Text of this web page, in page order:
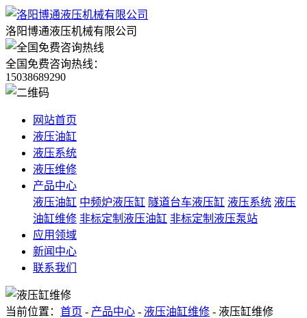
洛阳博通液压机械有限公司
全国免费咨询热线：
15038689290
网站首页
液压油缸
液压系统
液压维修
产品中心
液压油缸 中频炉液压缸 隧道台车液压缸 液压系统 液压
油缸维修 非标定制液压油缸 非标定制液压泵站
应用领域
新闻中心
联系我们
当前位置： 首页 - 产品中心 - 液压油缸维修 - 液压缸维修